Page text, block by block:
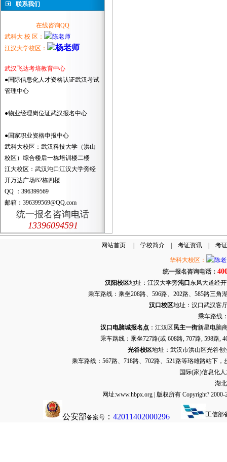
联系我们
在线咨询QQ
武科大 校 区：
江汉大学校区：
武汉飞达考培教育中心
●国际信息化人才资格认证武汉考试
管理中心
●物业经理岗位证武汉报名中心
●国家职业资格申报中心
武科大校区：武汉科技大学（洪山
校区）综合楼后一栋培训楼二楼
江大校区：武汉沌口江汉大学旁经
开万达广场B2栋四楼
QQ ：396399569
邮箱：396399569@QQ.com
统一报名咨询电话
13396094591
网站首页| 学校简介| 考证资讯| 考
华科大校区：
统一报名咨询电话：
汉阳校区地址：江汉大学旁沌口 东风大道经
乘车路线：乘坐208路、596路、202路、585路三
汉口校区地址：汉口武汉客
乘车路线
汉口电脑城报名点：江汉区 民主一街新星电脑
乘车路线：乘坐727路(或 608路, 707路, 598路,
光谷校区地址：武汉市洪山区光谷创
乘车路线：567路、718路、702路、521路等珞雄路站下
国际(家)信息化
湖
网址:www.hbpx.org | 版权所有 Copyright?
公安部备案号 ： 42011402000296 工信部